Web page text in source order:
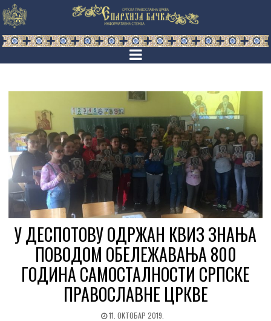
У ДЕСПОТОВУ ОДРЖАН КВИЗ ЗНАЊА
ПОВОДОМ ОБЕЛЕЖАВАЊА 800
ГОДИНА САМОСТАЛНОСТИ СРПСКЕ
ПРАВОСЛАВНЕ ЦРКВЕ
11. ОКТОБАР 2019.